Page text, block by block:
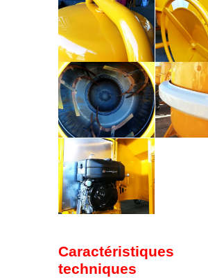
Caractéristiques
techniques